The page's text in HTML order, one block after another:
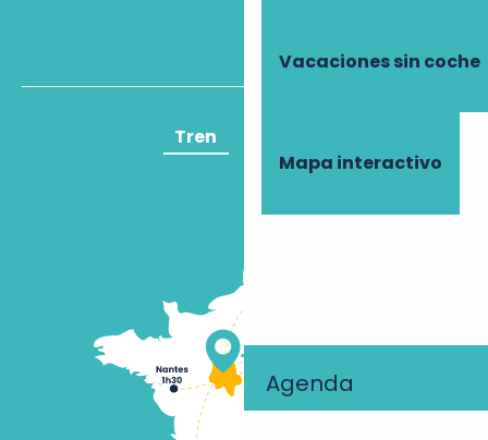
Vacaciones sin coche
Mapa interactivo
Agenda
Tren